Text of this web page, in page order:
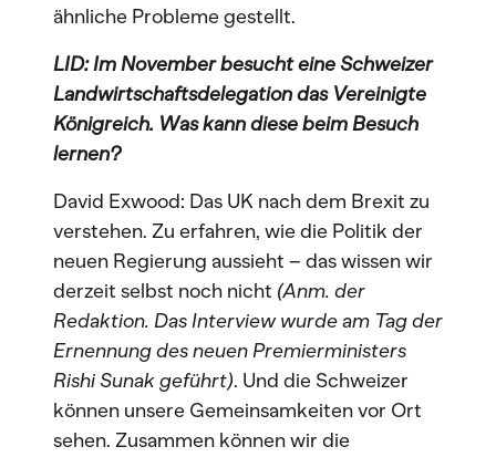
ähnliche Probleme gestellt.
LID: Im November besucht eine Schweizer
Landwirtschaftsdelegation das Vereinigte
Königreich. Was kann diese beim Besuch
lernen?
David Exwood: Das UK nach dem Brexit zu
verstehen. Zu erfahren, wie die Politik der
neuen Regierung aussieht – das wissen wir
derzeit selbst noch nicht (Anm. der
Redaktion. Das Interview wurde am Tag der
Ernennung des neuen Premierministers
Rishi Sunak geführt). Und die Schweizer
können unsere Gemeinsamkeiten vor Ort
sehen. Zusammen können wir die